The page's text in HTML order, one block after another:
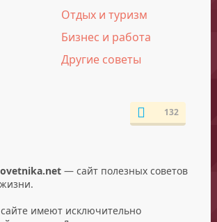
Отдых и туризм
Бизнес и работа
Другие советы
132
— сайт полезных советов
имеют исключительно